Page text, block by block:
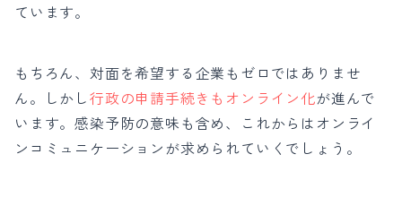
ています。
もちろん、対面を希望する企業もゼロではありませ
ん。しかし行政の申請手続きもオンライン化が進んで
います。感染予防の意味も含め、これからはオンライ
ンコミュニケーションが求められていくでしょう。